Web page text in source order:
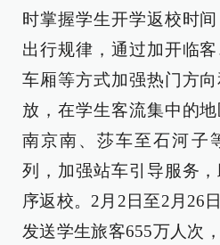
时掌握学生开学返校时
出行规律，通过加开临
车厢等方式加强热门方
放，在学生客流集中的
南京南、莎车至石河子
列，加强站车引导服务
序返校。2月2日至2月26
发送学生旅客655万人次